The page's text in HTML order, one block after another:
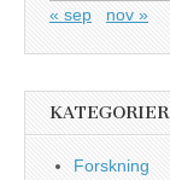
« sep
nov »
KATEGORIER
Forskning